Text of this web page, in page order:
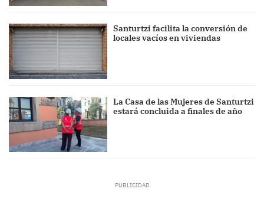
Santurtzi facilita la conversión de
locales vacíos en viviendas
La Casa de las Mujeres de Santurtzi
estará concluida a finales de año